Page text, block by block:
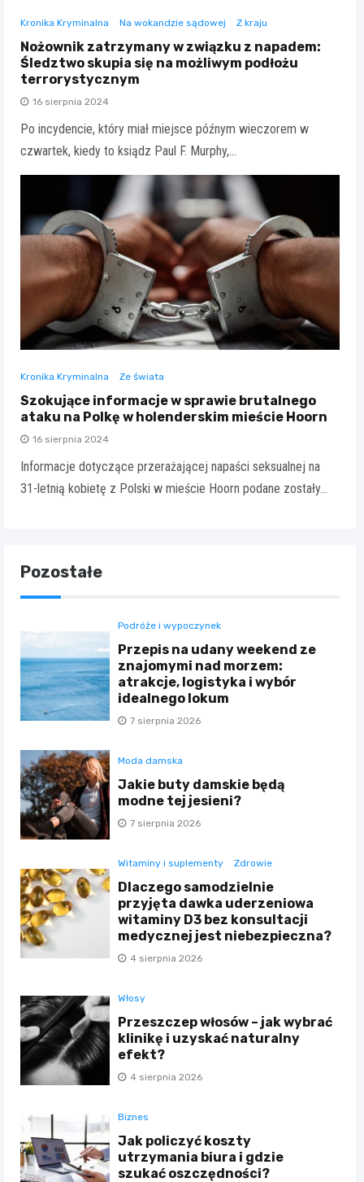
Kronika Kryminalna Na wokandzie sądowej Z kraju
Nożownik zatrzymany w związku z napadem:
Śledztwo skupia się na możliwym podłożu
terrorystycznym
16 sierpnia 2024
Po incydencie, który miał miejsce późnym wieczorem w
czwartek, kiedy to ksiądz Paul F. Murphy,…
Kronika Kryminalna Ze świata
Szokujące informacje w sprawie brutalnego
ataku na Polkę w holenderskim mieście Hoorn
16 sierpnia 2024
Informacje dotyczące przerażającej napaści seksualnej na
31-letnią kobietę z Polski w mieście Hoorn podane zostały…
Pozostałe
Podróże i wypoczynek
Przepis na udany weekend ze
znajomymi nad morzem:
atrakcje, logistyka i wybór
idealnego lokum
7 sierpnia 2026
Moda damska
Jakie buty damskie będą
modne tej jesieni?
7 sierpnia 2026
Witaminy i suplementy Zdrowie
Dlaczego samodzielnie
przyjęta dawka uderzeniowa
witaminy D3 bez konsultacji
medycznej jest niebezpieczna?
4 sierpnia 2026
Włosy
Przeszczep włosów – jak wybrać
klinikę i uzyskać naturalny
efekt?
4 sierpnia 2026
Biznes
Jak policzyć koszty
utrzymania biura i gdzie
szukać oszczędności?